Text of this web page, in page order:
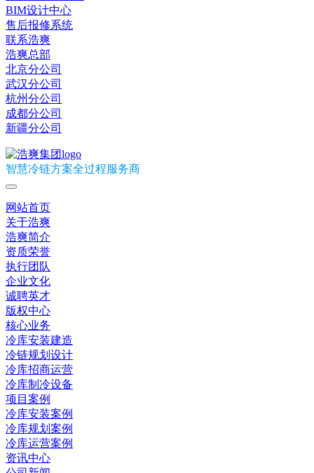
BIM设计中心
售后报修系统
联系浩爽
浩爽总部
北京分公司
武汉分公司
杭州分公司
成都分公司
新疆分公司
智慧冷链方案全过程服务商
网站首页
关于浩爽
浩爽简介
资质荣誉
执行团队
企业文化
诚聘英才
版权中心
核心业务
冷库安装建造
冷链规划设计
冷库招商运营
冷库制冷设备
项目案例
冷库安装案例
冷库规划案例
冷库运营案例
资讯中心